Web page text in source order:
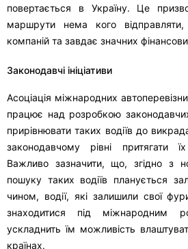
повертається в Україну. Це
маршрути нема кого
компаній та завдає значних
Законодавчі ініціативи
Асоціація міжнародних
працює над розробкою
прирівнювати таких водіїв до
законодавчому рівні притягати
Важливо зазначити, що, згідно з
пошуку таких водіїв планується
чином, водії, які залишили свої
знаходитися під міжнародним
ускладнить їм можливість
країнах.